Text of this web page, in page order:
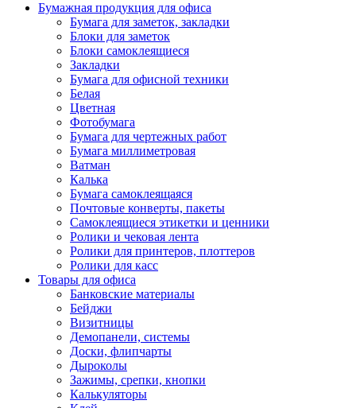
Бумажная продукция для офиса
Бумага для заметок, закладки
Блоки для заметок
Блоки самоклеящиеся
Закладки
Бумага для офисной техники
Белая
Цветная
Фотобумага
Бумага для чертежных работ
Бумага миллиметровая
Ватман
Калька
Бумага самоклеящаяся
Почтовые конверты, пакеты
Самоклеящиеся этикетки и ценники
Ролики и чековая лента
Ролики для принтеров, плоттеров
Ролики для касс
Товары для офиса
Банковские материалы
Бейджи
Визитницы
Демопанели, системы
Доски, флипчарты
Дыроколы
Зажимы, срепки, кнопки
Калькуляторы